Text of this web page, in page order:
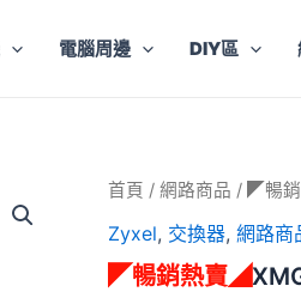
電腦周邊 DIY區
首頁 /網路商品 / ◤暢銷
Zyxel, 交換器,網路商
◤暢銷熱賣◢
◤
銷
賣